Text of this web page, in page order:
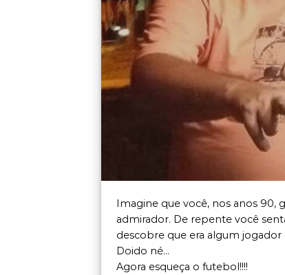
Imagine que você, nos anos 90,
admirador. De repente você
descobre que era algum jogador
Doido né…
Agora esqueça o futebol!!!!